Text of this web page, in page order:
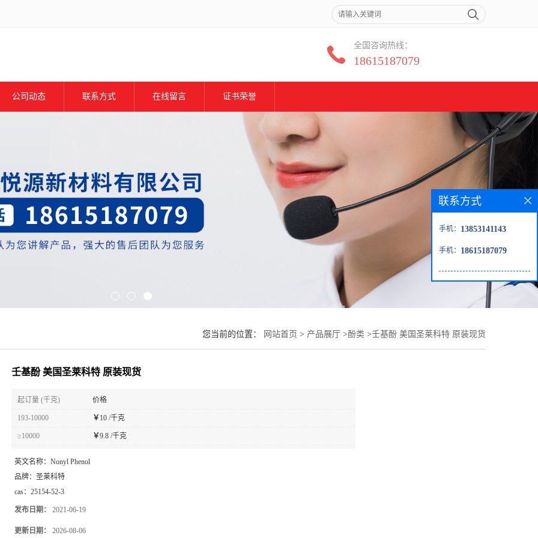
全国咨询热线：
18615187079
公司动态 联系方式 在线留言 证书荣誉
您当前的位置： 网站首页 > 产品展厅 >酚类 >壬基酚 美国圣莱科特 原装现货
壬基酚 美国圣莱科特 原装现货
起订量 (千克) 价格
193-10000 ￥10 /千克
≥10000 ￥9.8 /千克
英文名称： Nonyl Phenol
品牌： 圣莱科特
cas： 25154-52-3
发布日期： 2021-06-19
更新日期： 2026-08-06
联系方式
手机： 13853141143
手机： 18615187079